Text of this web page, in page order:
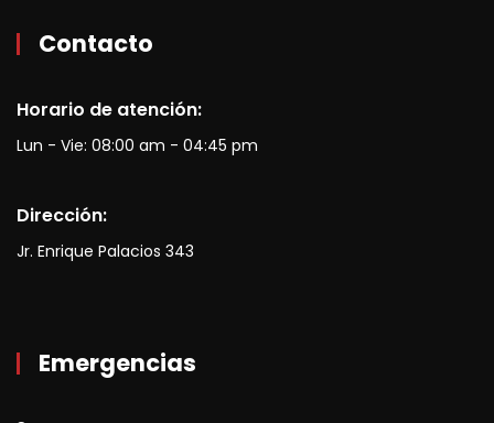
Contacto
Horario de atención:
Lun - Vie: 08:00 am - 04:45 pm
Dirección:
Jr. Enrique Palacios 343
Emergencias